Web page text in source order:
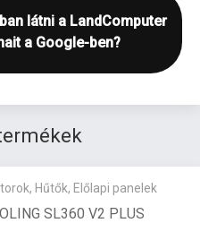
látni a LandComputer
a Google-ben?
Hűtők, Előlapi panelek
SL360 V2 PLUS